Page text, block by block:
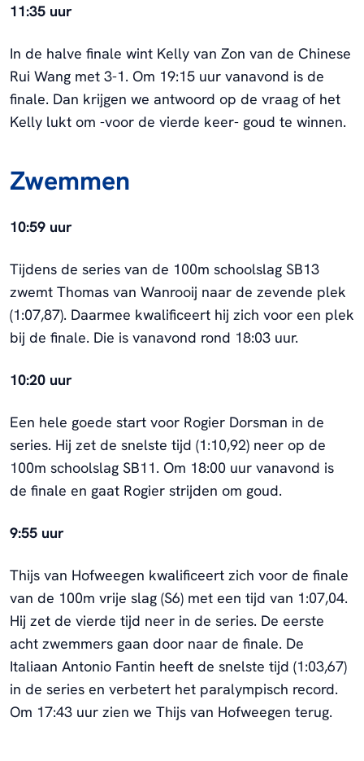
11:35 uur
In de halve finale wint Kelly van Zon van de Chinese
Rui Wang met 3-1. Om 19:15 uur vanavond is de
finale. Dan krijgen we antwoord op de vraag of het
Kelly lukt om -voor de vierde keer- goud te winnen.
Zwemmen
10:59 uur
Tijdens de series van de 100m schoolslag SB13
zwemt Thomas van Wanrooij naar de zevende plek
(1:07,87). Daarmee kwalificeert hij zich voor een plek
bij de finale. Die is vanavond rond 18:03 uur.
10:20 uur
Een hele goede start voor Rogier Dorsman in de
series. Hij zet de snelste tijd (1:10,92) neer op de
100m schoolslag SB11. Om 18:00 uur vanavond is
de finale en gaat Rogier strijden om goud.
9:55 uur
Thijs van Hofweegen kwalificeert zich voor de finale
van de 100m vrije slag (S6) met een tijd van 1:07,04.
Hij zet de vierde tijd neer in de series. De eerste
acht zwemmers gaan door naar de finale. De
Italiaan Antonio Fantin heeft de snelste tijd (1:03,67)
in de series en verbetert het paralympisch record.
Om 17:43 uur zien we Thijs van Hofweegen terug.